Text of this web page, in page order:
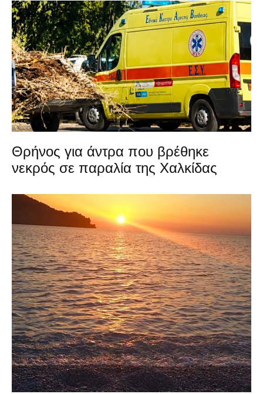
Θρήνος για άντρα που βρέθηκε
νεκρός σε παραλία της Χαλκίδας